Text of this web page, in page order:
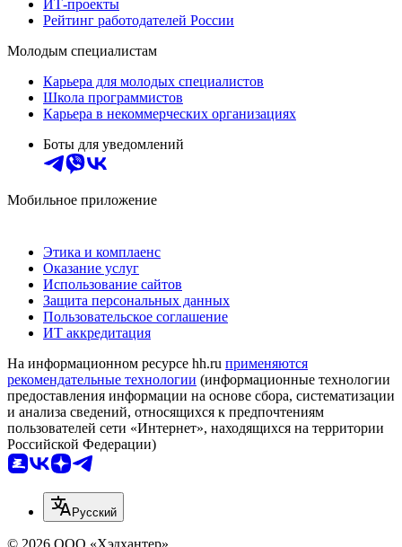
ИТ-проекты
Рейтинг работодателей России
Молодым специалистам
Карьера для молодых специалистов
Школа программистов
Карьера в некоммерческих организациях
Боты для уведомлений
Мобильное приложение
Этика и комплаенс
Оказание услуг
Использование сайтов
Защита персональных данных
Пользовательское соглашение
ИТ аккредитация
На информационном ресурсе hh.ru применяются
рекомендательные технологии (информационные технологии
предоставления информации на основе сбора, систематизации
и анализа сведений, относящихся к предпочтениям
пользователей сети «Интернет», находящихся на территории
Российской Федерации)
Русский
© 2026 ООО «Хэдхантер»